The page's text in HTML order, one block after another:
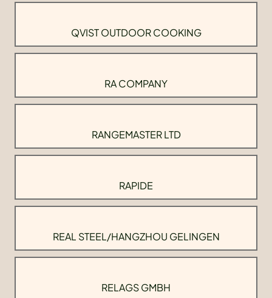
QVIST OUTDOOR COOKING
RA COMPANY
RANGEMASTER LTD
RAPIDE
REAL STEEL/HANGZHOU GELINGEN
RELAGS GMBH